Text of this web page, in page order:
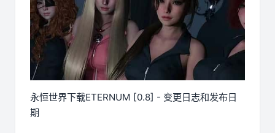
永恒世界下载ETERNUM [0.8] - 变更日志和发布日
期